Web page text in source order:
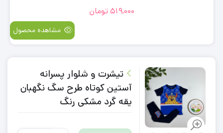
519,000تومان
مشاهده محصول
تیشرت و شلوار پسرانه
آستین کوتاه طرح سگ نگهبان
یقه گرد مشکی رنگ